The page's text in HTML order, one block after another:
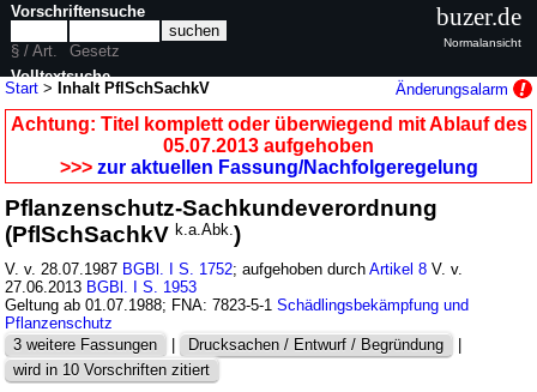
Start >Inhalt PflSchSachkV Änderungsalarm
Achtung: Titel komplett oder überwiegend mit Ablauf des
05.07.2013 aufgehoben
>>> zur aktuellen Fassung/Nachfolgeregelung
Pflanzenschutz-Sachkundeverordnung
(PflSchSachkVk.a.Abk.)
V. v. 28.07.1987 BGBl. I S. 1752; aufgehoben durchArtikel 8 V. v.
27.06.2013 BGBl. I S. 1953
Geltung ab 01.07.1988; FNA: 7823-5-1Schädlingsbekämpfung und
Pflanzenschutz
3 weitere Fassungen
| Drucksachen / Entwurf / Begründung
|
wird in 10 Vorschriften zitiert
Vorschriftensuche
§ / Art.
Gesetz
Volltextsuche
nur in PflSchSachkV
buzer.de
Normalansicht